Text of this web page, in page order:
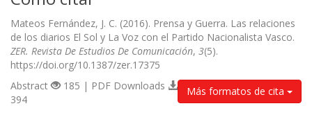
Mateos Fernández, J. C. (2016). Prensa y Guerra. Las relaciones
de los diarios El Sol y La Voz con el Partido Nacionalista Vasco.
ZER. Revista De Estudios De Comunicación, 3(5).
https://doi.org/10.1387/zer.17375
Más formatos de cita
Abstract
185 | PDF Downloads
394